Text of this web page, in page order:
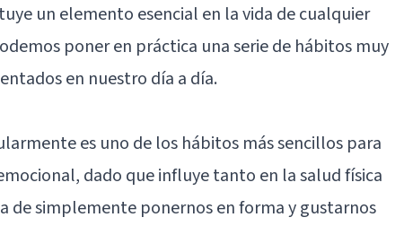
un elemento esencial en la vida de cualquier
poner en práctica una serie de hábitos muy
en nuestro día a día.
es uno de los hábitos más sencillos para
dado que influye tanto en la salud física
de simplemente ponernos en forma y gustarnos